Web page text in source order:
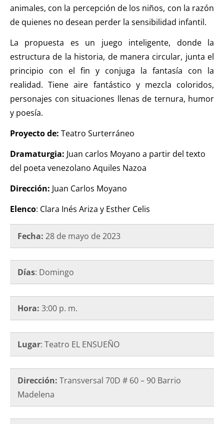
animales, con la percepción de los niños, con la razón
de quienes no desean perder la sensibilidad infantil.
La propuesta es un juego inteligente, donde la
estructura de la historia, de manera circular, junta el
principio con el fin y conjuga la fantasía con la
realidad. Tiene aire fantástico y mezcla coloridos,
personajes con situaciones llenas de ternura, humor
y poesía.
Proyecto de: Teatro Surterráneo
Dramaturgia: Juan carlos Moyano a partir del texto
del poeta venezolano Aquiles Nazoa
Dirección: Juan Carlos Moyano
Elenco: Clara Inés Ariza y Esther Celis
Fecha: 28 de mayo de 2023
Días: Domingo
Hora: 3:00 p. m.
Lugar: Teatro EL ENSUEÑO
Dirección: Transversal 70D # 60 – 90 Barrio
Madelena